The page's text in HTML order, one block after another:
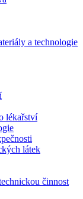
a technologie
lékařství
látek
činnost